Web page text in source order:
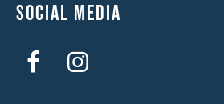
Social media